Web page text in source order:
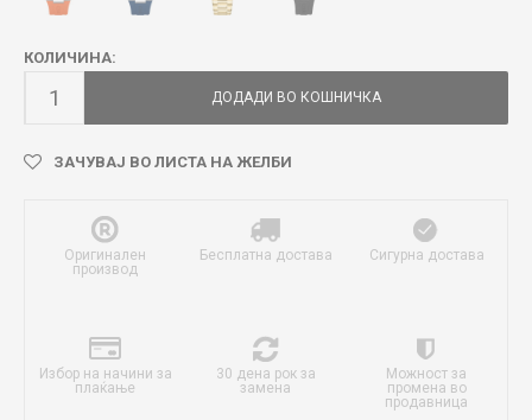
КОЛИЧИНА:
ДОДАДИ ВО КОШНИЧКА
ЗАЧУВАЈ ВО ЛИСТА НА ЖЕЛБИ
Оригинален
производ
Бесплатна достава Сигурна достава
Избор на начини за
плаќање
30 дена рок за
замена
Можност за
промена во
продавница